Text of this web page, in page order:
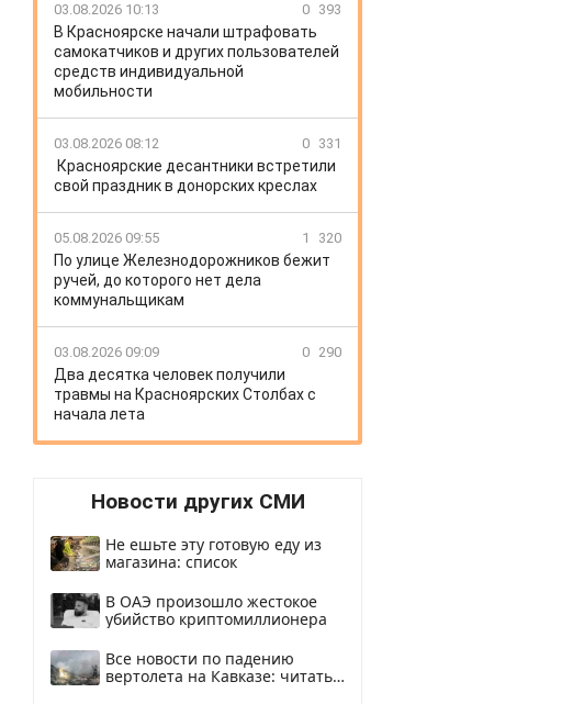
03.08.2026 10:13 0 393
В Красноярске начали штрафовать
самокатчиков и других пользователей
средств индивидуальной
мобильности
03.08.2026 08:12 0 331
Красноярские десантники встретили
свой праздник в донорских креслах
05.08.2026 09:55 1 320
По улице Железнодорожников бежит
ручей, до которого нет дела
коммунальщикам
03.08.2026 09:09 0 290
Два десятка человек получили
травмы на Красноярских Столбах с
начала лета
Новости других СМИ
Не ешьте эту готовую еду из
магазина: список
В ОАЭ произошло жестокое
убийство криптомиллионера
Все новости по падению
вертолета на Кавказе: читать